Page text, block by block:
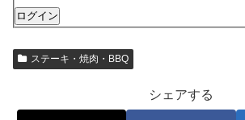
ログイン
ステーキ・焼肉・BBQ
シェアする